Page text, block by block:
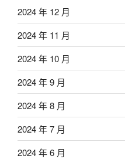
2024 年 12 月
2024 年 11 月
2024 年 10 月
2024 年 9 月
2024 年 8 月
2024 年 7 月
2024 年 6 月